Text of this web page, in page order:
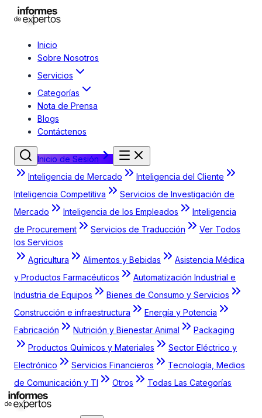
Inicio
Sobre Nosotros
Servicios
Categorías
Nota de Prensa
Blogs
Contáctenos
Inicio de Sesión
Inteligencia de Mercado
Inteligencia del Cliente
Inteligencia Competitiva
Servicios de Investigación de
Mercado
Inteligencia de los Empleados
Inteligencia
de Procurement
Servicios de Traducción
Ver Todos
los Servicios
Agricultura
Alimentos y Bebidas
Asistencia Médica
y Productos Farmacéuticos
Automatización Industrial e
Industria de Equipos
Bienes de Consumo y Servicios
Construcción e infraestructura
Energía y Potencia
Fabricación
Nutrición y Bienestar Animal
Packaging
Productos Químicos y Materiales
Sector Eléctrico y
Electrónico
Servicios Financieros
Tecnología, Medios
de Comunicación y TI
Otros Todas Las Categorías